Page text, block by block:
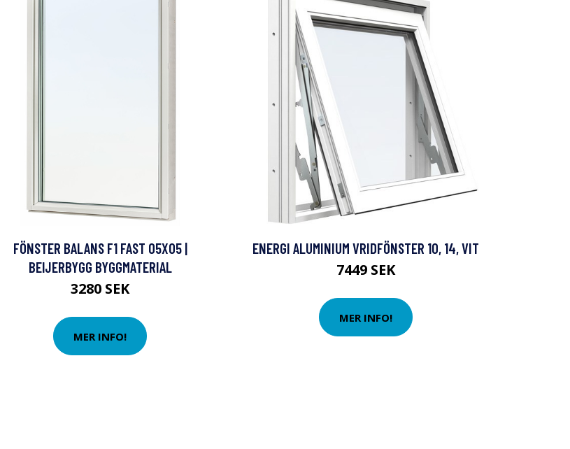
FÖNSTER BALANS F1 FAST 05X05 |
BEIJERBYGG BYGGMATERIAL
3280 SEK
MER INFO!
ENERGI ALUMINIUM VRIDFÖNSTER 10, 14, VIT
7449 SEK
MER INFO!